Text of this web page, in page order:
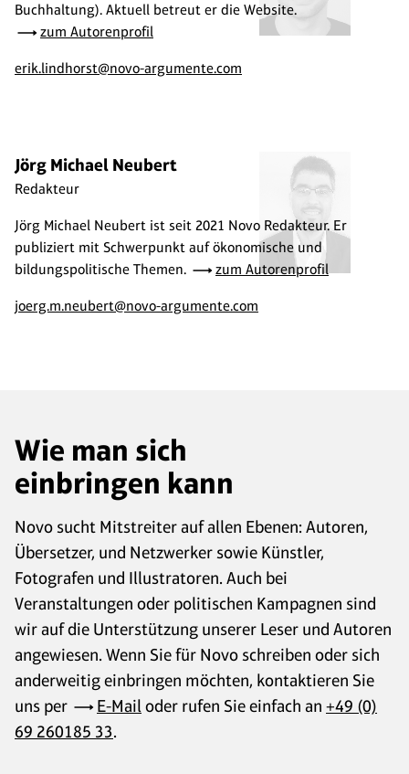
Buchhaltung). Aktuell betreut er die Website.
zum Autorenprofil
erik.lindhorst@novo-argumente.com
Jörg Michael Neubert
Redakteur
Jörg Michael Neubert ist seit 2021 Novo Redakteur. Er
publiziert mit Schwerpunkt auf ökonomische und
bildungspolitische Themen.
zum Autorenprofil
joerg.m.neubert@novo-argumente.com
Wie man sich
einbringen kann
Novo sucht Mitstreiter auf allen Ebenen: Autoren,
Übersetzer, und Netzwerker sowie Künstler,
Fotografen und Illustratoren. Auch bei
Veranstaltungen oder politischen Kampagnen sind
wir auf die Unterstützung unserer Leser und Autoren
angewiesen. Wenn Sie für Novo schreiben oder sich
anderweitig einbringen möchten, kontaktieren Sie
uns per
E-Mail oder rufen Sie einfach an +49 (0)
69 260185 33.